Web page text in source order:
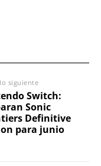
siguiente
Switch:
Sonic
Definitive
para junio